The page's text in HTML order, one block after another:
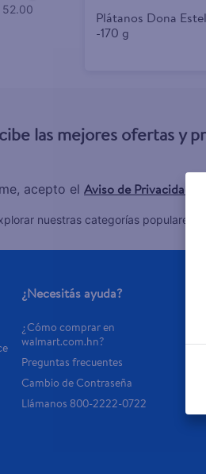
52.00
Plátanos Dona
-170 g
las mejores ofertas y
acepto el Aviso de Privacidad
nuestras categorías populares:
¿Necesitás ayuda?
¿Cómo comprar en
walmart.com.hn?
Preguntas frecuentes
Cambio de Contraseña
Llámanos 800-2222-0722